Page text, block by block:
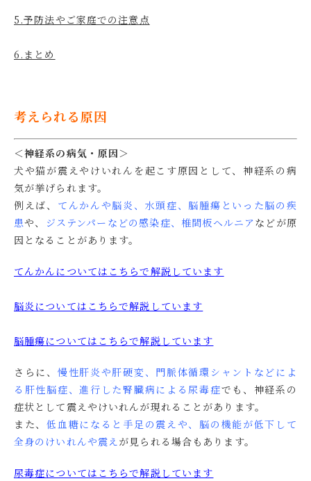
5.予防法やご家庭での注意点
6.まとめ
考えられる原因
＜神経系の病気・原因＞
犬や猫が震えやけいれんを起こす原因として、神経系の病
気が挙げられます。
例えば、 てんかんや脳炎、水頭症、脳腫瘍といった脳の疾
患や、 ジステンパーなどの感染症、 椎間板ヘルニアなどが原
因となることがあります。
てんかんについてはこちらで解説しています
脳炎についてはこちらで解説しています
脳腫瘍についてはこちらで解説しています
さらに、 慢性肝炎や肝硬変、門脈体循環シャントなどによ
る肝性脳症、進行した腎臓病による尿毒症でも、神経系の
症状として震えやけいれんが現れることがあります。
また、低血糖になると手足の震えや、脳の機能が低下して
全身のけいれんや震えが見られる場合もあります。
尿毒症についてはこちらで解説しています